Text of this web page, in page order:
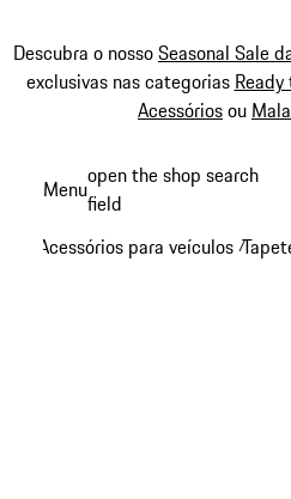
Descubra o nossoSeasonal Sale
exclusivas nas categorias
Acessóriosou
conteúdo
Menuopen the shop search
field
Acessórios para veículos /